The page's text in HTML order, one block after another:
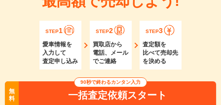
STEP1
愛車情報を
入力して
査定申し込み
STEP2
買取店から
電話、メール
でご連絡
STEP3
査定額を
比べて売却先
を決める
無
料
90秒で終わるカンタン入力
一括査定依頼スタート